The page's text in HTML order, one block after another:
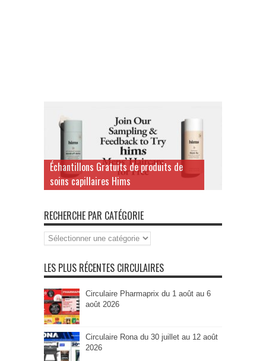
Échantillons Gratuits de produits de
soins capillaires Hims
RECHERCHE PAR CATÉGORIE
Recherche
par
LES PLUS RÉCENTES CIRCULAIRES
Circulaire Pharmaprix du 1 août au 6
août 2026
Circulaire Rona du 30 juillet au 12 août
2026